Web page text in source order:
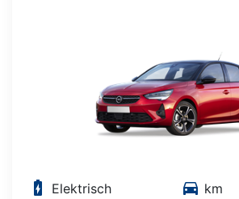
battery_charging_full Elektrisch directions_car km